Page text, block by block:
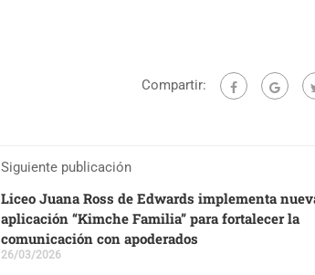
Compartir:
Siguiente publicación
Liceo Juana Ross de Edwards implementa
aplicación “Kimche Familia” para fortalecer la
comunicación con apoderados
26/03/2026